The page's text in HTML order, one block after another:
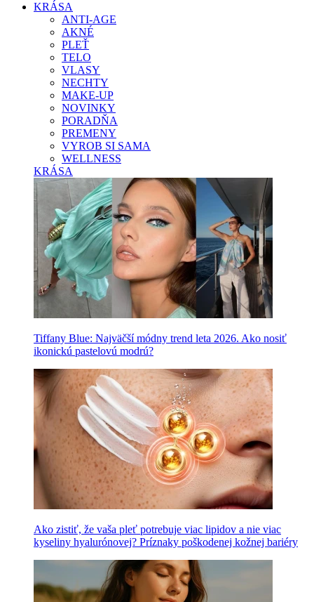
KRÁSA
ANTI-AGE
AKNÉ
PLEŤ
TELO
VLASY
NECHTY
MAKE-UP
NOVINKY
PORADŇA
PREMENY
VYROB SI SAMA
WELLNESS
KRÁSA
Tiffany Blue: Najväčší módny trend leta 2026. Ako nosiť
ikonickú pastelovú modrú?
Ako zistiť, že vaša pleť potrebuje viac lipidov a nie viac
kyseliny hyalurónovej? Príznaky poškodenej kožnej bariéry